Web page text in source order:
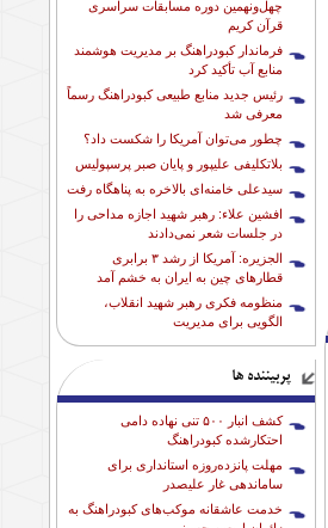
چهل‌ونهمین دوره مسابقات سراسری
قرآن کریم
فرماندار کبودراهنگ بر مدیریت هوشمند
منابع آب تأکید کرد
رئیس جدید منابع طبیعی کبودراهنگ رسماً
معرفی شد
چطور می‌توان آمریکا را شکست داد؟
بلاتکلیفی علیپور و پایان صبر پرسپولیس
سیدعلی خامنه‌ای بالاخره به پناهگاه رفت
افشین علاء: رهبر شهید اجازه مداحی را
در جلسات شعر نمی‌دادند
الجزیره: آمریکا از رشد ۳ برابری
قطارهای چین به ایران به خشم آمد
منظومه فکری رهبر شهید انقلاب،
الگویی برای مدیریت
پربیننده ها
کشف انبار ۵۰۰ تنی نهاده دامی
احتکارشده کبودراهنگ
مهلت پانزده‌روزه استانداری برای
ساماندهی غار علیصدر
خدمت عاشقانه موکب‌های کبودراهنگ به